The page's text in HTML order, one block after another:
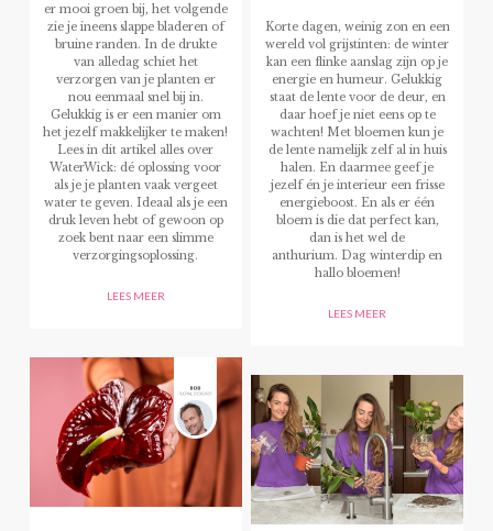
er mooi groen bij, het volgende
zie je ineens slappe bladeren of
bruine randen. In de drukte
van alledag schiet het
verzorgen van je planten er
nou eenmaal snel bij in.
Gelukkig is er een manier om
het jezelf makkelijker te maken!
Lees in dit artikel alles over
WaterWick: dé oplossing voor
als je je planten vaak vergeet
water te geven. Ideaal als je een
druk leven hebt of gewoon op
zoek bent naar een slimme
verzorgingsoplossing.
LEES MEER
Korte dagen, weinig zon en een
wereld vol grijstinten: de winter
kan een flinke aanslag zijn op je
energie en humeur. Gelukkig
staat de lente voor de deur, en
daar hoef je niet eens op te
wachten! Met bloemen kun je
de lente namelijk zelf al in huis
halen. En daarmee geef je
jezelf én je interieur een frisse
energieboost. En als er één
bloem is die dat perfect kan,
dan is het wel de
anthurium. Dag winterdip en
hallo bloemen!
LEES MEER